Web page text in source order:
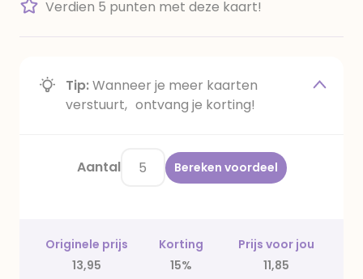
Verdien 5 punten met deze kaart!
Tip:Wanneer je meer kaarten
verstuurt, ontvang je korting!
Aantal Bereken voordeel
Originele prijs Korting
Prijs voor jou
13,95
15% 11,85